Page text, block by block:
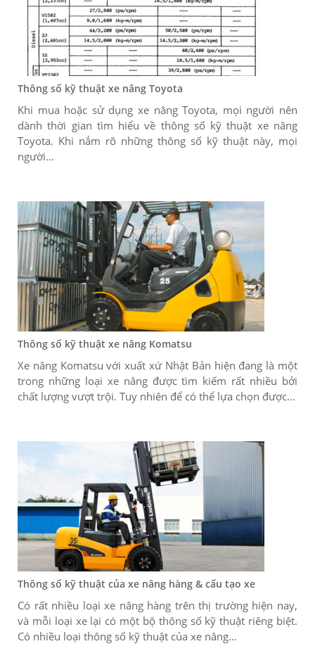
Thông số kỹ thuật xe nâng Toyota
Khi mua hoặc sử dụng xe nâng Toyota, mọi người nên
dành thời gian tìm hiểu về thông số kỹ thuật xe nâng
Toyota. Khi nắm rõ những thông số kỹ thuật này, mọi
người…
Thông số kỹ thuật xe nâng Komatsu
Xe nâng Komatsu với xuất xứ Nhật Bản hiện đang là một
trong những loại xe nâng được tìm kiếm rất nhiều bởi
chất lượng vượt trội. Tuy nhiên để có thể lựa chọn được…
Thông số kỹ thuật của xe nâng hàng & cấu tạo xe
Có rất nhiều loại xe nâng hàng trên thị trường hiện nay,
và mỗi loại xe lại có một bộ thông số kỹ thuật riêng biệt.
Có nhiều loại thông số kỹ thuật của xe nâng…